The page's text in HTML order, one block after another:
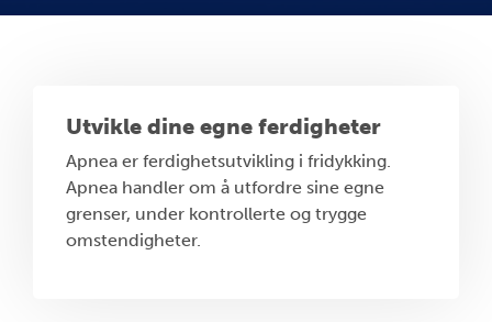
Utvikle dine egne ferdigheter
Apnea er ferdighetsutvikling i fridykking.
Apnea handler om å utfordre sine egne
grenser, under kontrollerte og trygge
omstendigheter.